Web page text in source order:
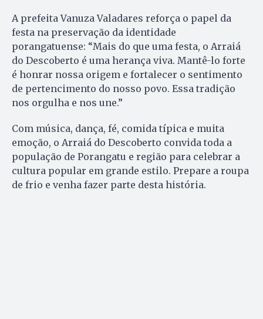
A prefeita Vanuza Valadares reforça o papel da
festa na preservação da identidade
porangatuense: “Mais do que uma festa, o Arraiá
do Descoberto é uma herança viva. Mantê-lo forte
é honrar nossa origem e fortalecer o sentimento
de pertencimento do nosso povo. Essa tradição
nos orgulha e nos une.”
Com música, dança, fé, comida típica e muita
emoção, o Arraiá do Descoberto convida toda a
população de Porangatu e região para celebrar a
cultura popular em grande estilo. Prepare a roupa
de frio e venha fazer parte desta história.